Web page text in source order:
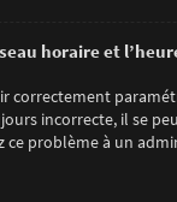
horaire et
correctement
incorrecte, il se
ce problème à un